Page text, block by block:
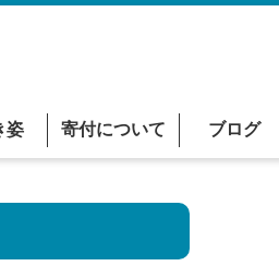
姿 寄付について ブログ